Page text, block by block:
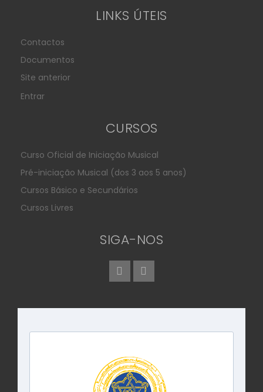
LINKS ÚTEIS
Contactos
Documentos
Site anterior
Entrar
CURSOS
Curso Oficial de Iniciação Musical
Pré-iniciação Musical (dos 3 aos 5 anos)
Cursos Básico e Secundários
Cursos Livres
SIGA-NOS